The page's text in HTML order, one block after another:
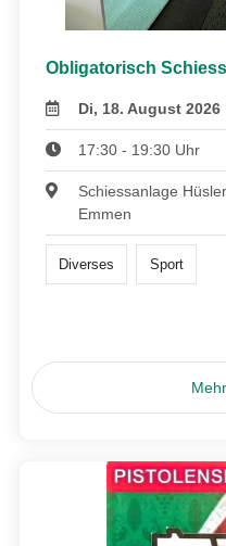
Obligatorisch
Di, 18. August 2026
17:30 - 19:30 Uhr
Schiessanlage
Emmen
Diverses Sport